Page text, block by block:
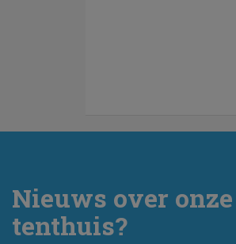
Nieuws over onze
tenthuis?